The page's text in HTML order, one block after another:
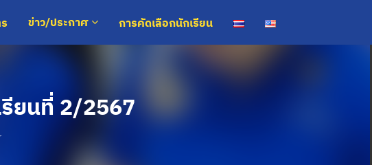
ข่าว/ประกาศ การคัดเลือกนักเรียน
ยนที่ 2/2567